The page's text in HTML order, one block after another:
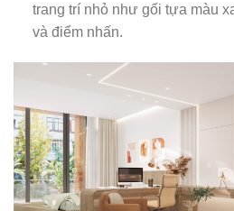
trang trí nhỏ như gối tựa màu
và điểm nhấn.